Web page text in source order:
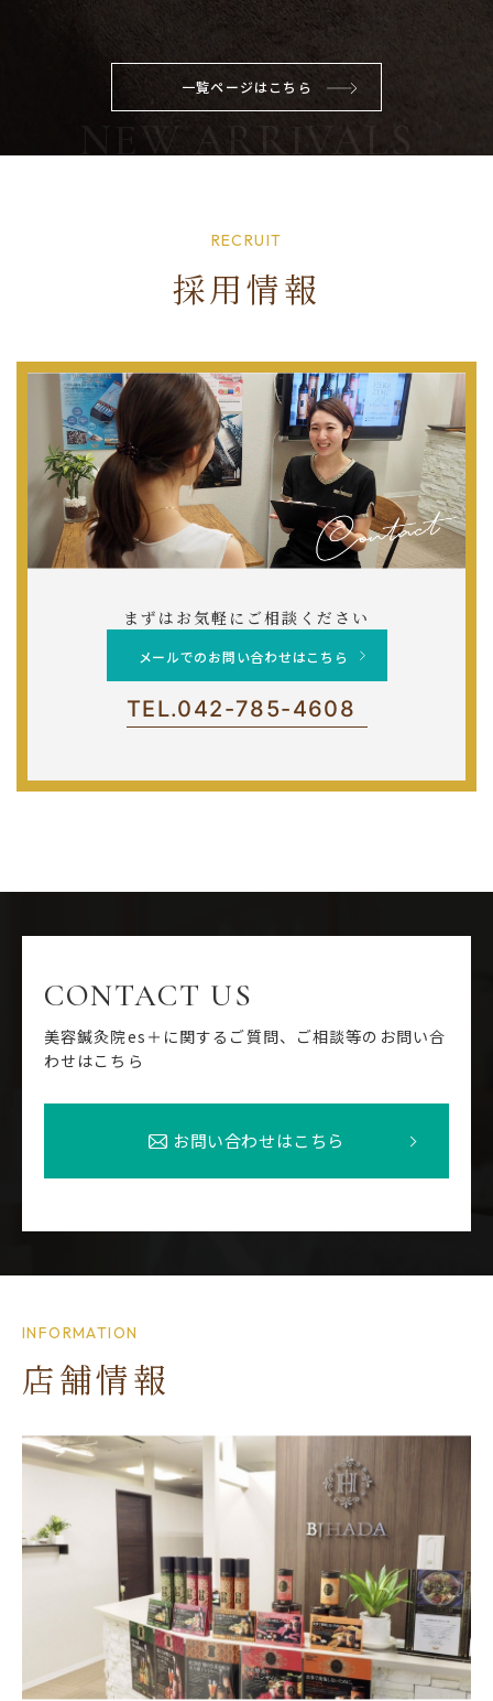
一覧ページはこちら
RECRUIT
採用情報
まずはお気軽にご相談ください
メールでのお問い合わせはこちら
TEL.042-785-4608
CONTACT US
美容鍼灸院es＋に関するご質問、ご相談等のお問い合
わせはこちら
お問い合わせはこちら
INFORMATION
店舗情報